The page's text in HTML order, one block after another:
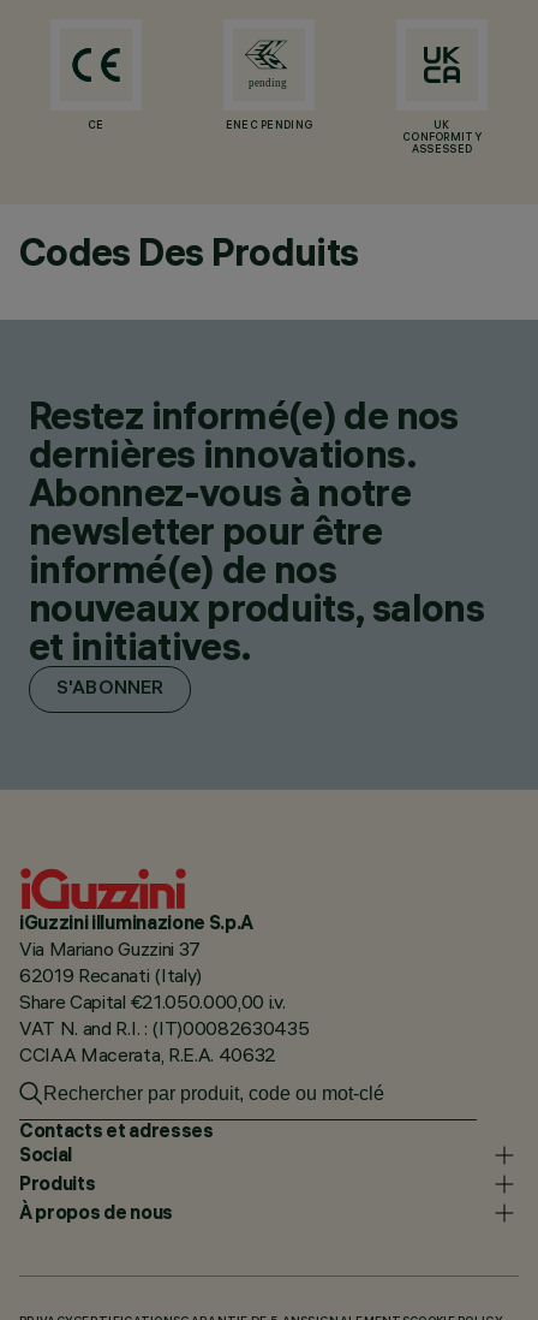
CE ENEC PENDING
UK
CONFORMITY
ASSESSED
Codes Des Produits
Restez informé(e) de nos
dernières innovations.
Abonnez-vous à notre
newsletter pour être
informé(e) de nos
nouveaux produits, salons
et initiatives.
S'ABONNER
iGuzzini illuminazione S.p.A
Via Mariano Guzzini 37
62019 Recanati (Italy)
Share Capital €21.050.000,00 i.v.
VAT N. and R.I. : (IT)00082630435
CCIAA Macerata, R.E.A. 40632
Contacts et adresses
Social
Produits
À propos de nous